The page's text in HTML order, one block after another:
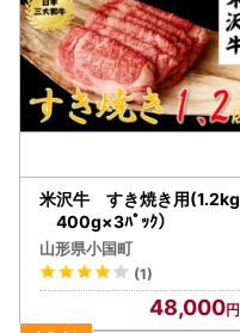
米沢牛 すき焼き用(1.2kg
400g×3ﾊﾟｯｸ）
山形県小国町
(1)
48,000